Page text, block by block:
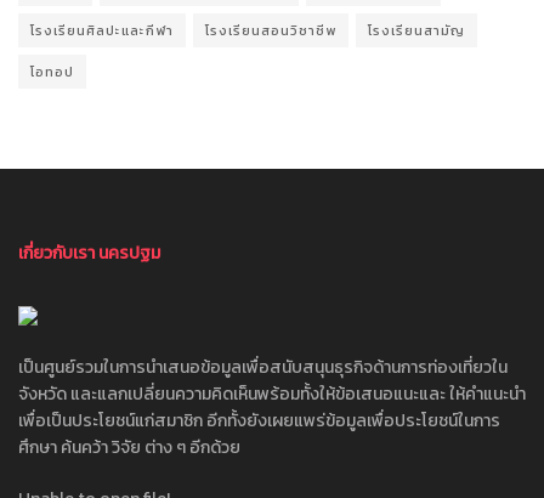
โรงเรียนศิลปะและกีฬา โรงเรียนสอนวิชาชีพ โรงเรียนสามัญ
โอทอป
เกี่ยวกับเรา นครปฐม
เป็นศูนย์รวมในการนำเสนอข้อมูลเพื่อสนับสนุนธุรกิจด้านการท่องเที่ยวใน
จังหวัด และแลกเปลี่ยนความคิดเห็นพร้อมทั้งให้ข้อเสนอแนะและ ให้คำแนะนำ
เพื่อเป็นประโยชน์แก่สมาชิก อีกทั้งยังเผยแพร่ข้อมูลเพื่อประโยชน์ในการ
ศึกษา ค้นคว้า วิจัย ต่าง ๆ อีกด้วย